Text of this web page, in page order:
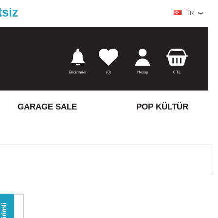
TR
Bildirimler (0) Hesap 0TL
GARAGE SALE POP KÜLTÜR